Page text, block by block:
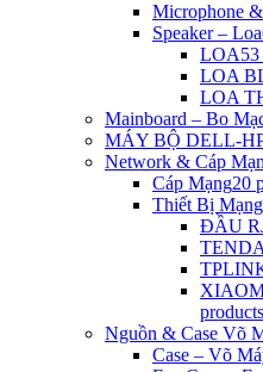
Microphone
Speaker – Loa
LOA
LOA
LOA
Mainboard – Bo
MÁY BỘ DELL-
Network & Cáp
Cáp Mạng20
Thiết Bị Mạng
ĐẦU
TENDA
products
Nguồn & Case Võ
Case – Võ